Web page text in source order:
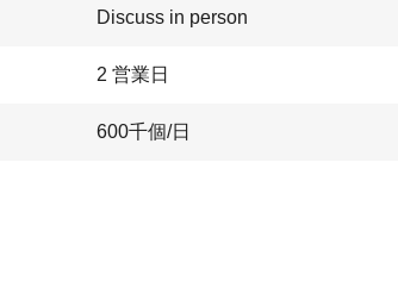
Discuss in person
2 営業日
600千個/日